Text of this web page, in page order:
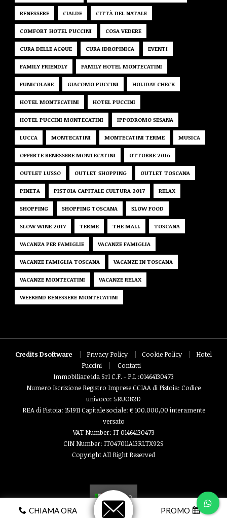
CHIAMA ORA PROMO
BENESSERE CIALDE CITTÀ DEL NATALE
COMFORT HOTEL PUCCINI COSA VEDERE
CURA DELLE ACQUE CURA IDROPINICA EVENTI
FAMILY FRIENDLY FAMILY HOTEL MONTECATINI
FUNICOLARE GIACOMO PUCCINI HOLIDAY CHECK
HOTEL MONTECATINI HOTEL PUCCINI
HOTEL PUCCINI MONTECATINI IPPODROMO SESANA
LUCCA MONTECATINI MONTECATINI TERME MUSICA
OFFERTE BENESSERE MONTECATINI OTTOBRE 2016
OUTLET LUSSO OUTLET SHOPPING OUTLET TOSCANA
PINETA PISTOIA CAPITALE CULTURA 2017 RELAX
SHOPPING SHOPPING TOSCANA SLOW FOOD
SLOW WINE 2017 TERME THE MALL TOSCANA
VACANZA PER FAMIGLIE VACANZE FAMIGLIA
VACANZE FAMIGLIA TOSCANA VACANZE IN TOSCANA
VACANZE MONTECATINI VACANZE RELAX
WEEKEND BENESSERE MONTECATINI
Credits Dsoftware Privacy Policy Cookie Policy
Hotel
Puccini
Contatti
Immobiliare ida Srl C.F. - P.I. :01464130473
Numero Iscrizione Registro Imprese CCIAA di Pistoia: Codice
univoco: 5RUO82D
REA di Pistoia: 151911 Capitale sociale: € 100.000,00 interamente
versato
VAT Number: IT 01464130473
CIN Number: IT047011A13RLTX92S
Copyright All Right Reserved
Italiano